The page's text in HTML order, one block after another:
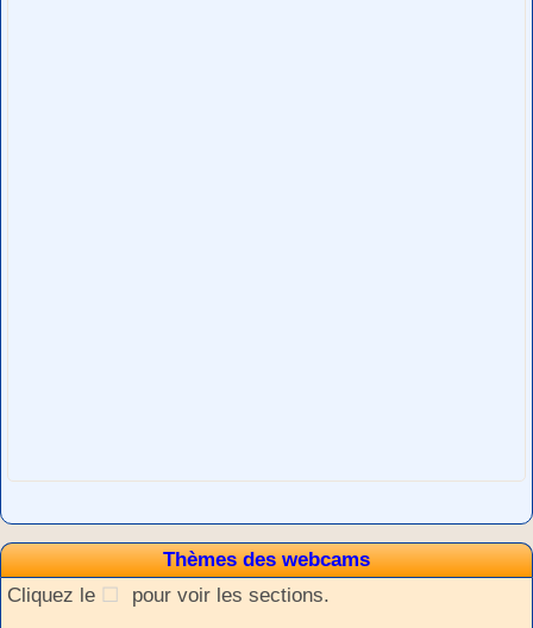
Thèmes des webcams
Cliquez le
pour voir les sections.